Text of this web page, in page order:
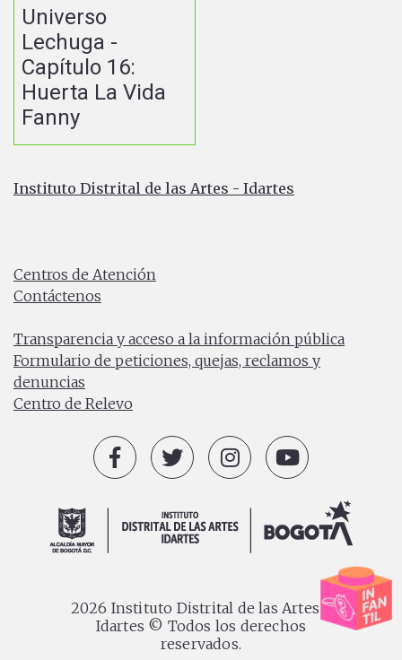
Universo
Lechuga -
Capítulo 16:
Huerta La Vida
Fanny
Instituto Distrital de las Artes - Idartes
Centros de Atención
Contáctenos
Transparencia y acceso a la información pública
Formulario de peticiones, quejas, reclamos y
denuncias
Centro de Relevo
2026 Instituto Distrital de las Artes -
Idartes © Todos los derechos
reservados.